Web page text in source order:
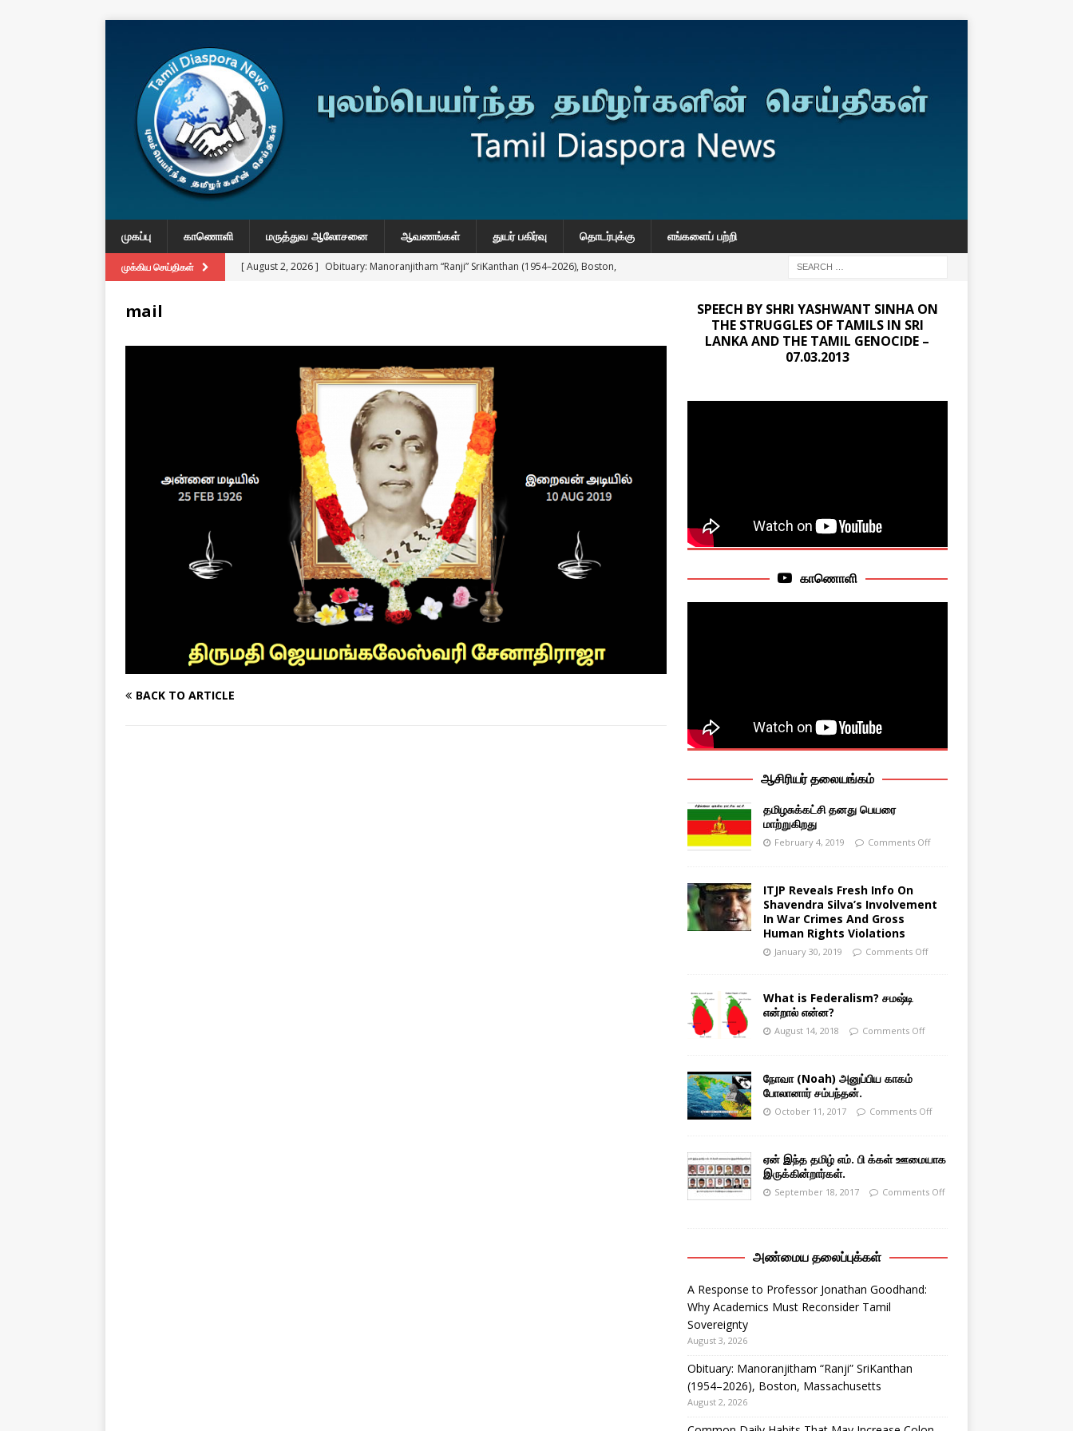
முகப்பு காணொளி மருத்துவ ஆலோசனை ஆவணங்கள் துயர் பகிர்வு தொடர்புக்கு எங்களைப் பற்றி
முக்கிய செய்திகள் [ August 2, 2026 ] Obituary: Manoranjitham “Ranji” SriKanthan (1954–2026), Boston,
IMPORTANT
[ August 1, 2026 ] New Video: Fact Check on Dr. Devanesan Nesiah’s Remarks
[ July 30, 2026 ] தமிழ் மக்களுக்கான சர்வதேச அரசியல் தீர்வின் அவசியத்தை மகா சங்க மாநாடு
வலியுறுத்துகிறது
IMPORTANT
[ August 3, 2026 ] A Response to Professor Jonathan Goodhand: Why Academics Must
Reconsider Tamil Sovereignty
IMPORTANT
mail
BACK TO ARTICLE
SPEECH BY SHRI YASHWANT SINHA ON
THE STRUGGLES OF TAMILS IN SRI
LANKA AND THE TAMIL GENOCIDE –
07.03.2013
காணொளி
ஆசிரியர் தலையங்கம்
தமிழசுக்கட்சி தனது பெயரை
மாற்றுகிறது
February 4, 2019 Comments Off
ITJP Reveals Fresh Info On
Shavendra Silva’s Involvement
In War Crimes And Gross
Human Rights Violations
January 30, 2019 Comments Off
What is Federalism? சமஷ்டி
என்றால் என்ன?
August 14, 2018 Comments Off
நோவா (Noah) அனுப்பிய காகம்
போலானார் சம்பந்தன்.
October 11, 2017 Comments Off
ஏன் இந்த தமிழ் எம். பி க்கள் ஊமையாக
இருக்கின்றார்கள்.
September 18, 2017 Comments Off
அண்மைய தலைப்புக்கள்
A Response to Professor Jonathan Goodhand:
Why Academics Must Reconsider Tamil
Sovereignty
August 3, 2026
Obituary: Manoranjitham “Ranji” SriKanthan
(1954–2026), Boston, Massachusetts
August 2, 2026